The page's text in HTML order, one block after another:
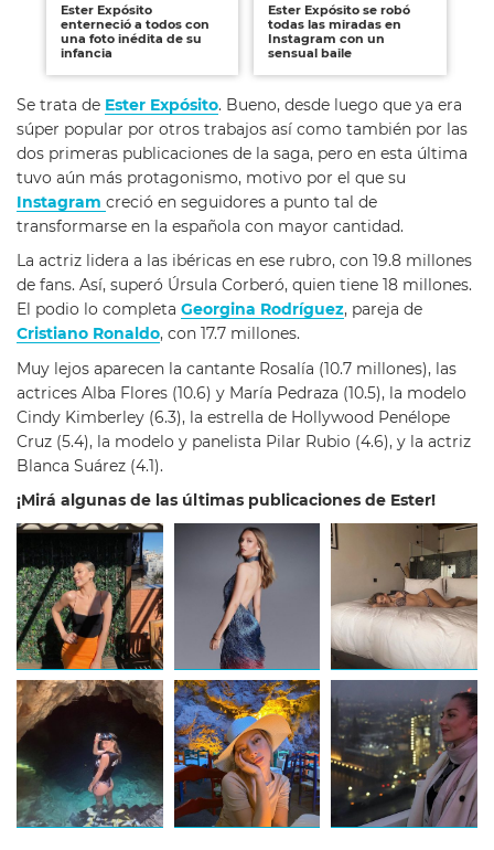
Ester Expósito
enterneció a todos con
una foto inédita de su
infancia
Ester Expósito se robó
todas las miradas en
Instagram con un
sensual baile
Se trata de Ester Expósito. Bueno, desde luego que ya era
súper popular por otros trabajos así como también por las
dos primeras publicaciones de la saga, pero en esta última
tuvo aún más protagonismo, motivo por el que su
Instagram creció en seguidores a punto tal de
transformarse en la española con mayor cantidad.
La actriz lidera a las ibéricas en ese rubro, con 19.8 millones
de fans. Así, superó Úrsula Corberó, quien tiene 18 millones.
El podio lo completa Georgina Rodríguez, pareja de
Cristiano Ronaldo, con 17.7 millones.
Muy lejos aparecen la cantante Rosalía (10.7 millones), las
actrices Alba Flores (10.6) y María Pedraza (10.5), la modelo
Cindy Kimberley (6.3), la estrella de Hollywood Penélope
Cruz (5.4), la modelo y panelista Pilar Rubio (4.6), y la actriz
Blanca Suárez (4.1).
¡Mirá algunas de las últimas publicaciones de Ester!